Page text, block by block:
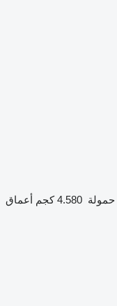
حمولة 4.580 كجم
أعماق